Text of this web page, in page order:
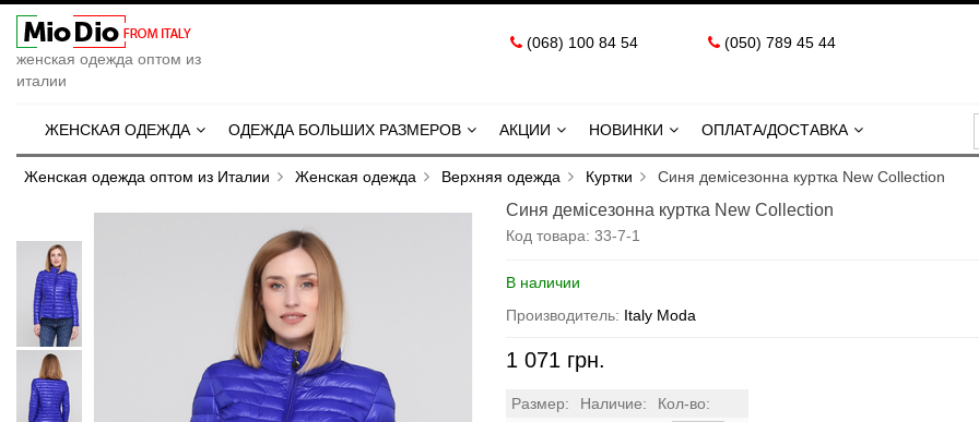
женская одежда оптом из
италии
(068) 100 84 54 (050) 789 45 44
ЖЕНСКАЯ ОДЕЖДА ОДЕЖДА БОЛЬШИХ РАЗМЕРОВ АКЦИИ НОВИНКИ ОПЛАТА/ДОСТАВКА
Женская одежда оптом из Италии Женская одежда Верхняя одежда Куртки Синя демісезонна куртка New Collection
Синя демісезонна куртка New Collection
Код товара: 33-7-1
В наличии
Производитель: Italy Moda
1 071 грн.
Размер: Наличие:
Кол-во: